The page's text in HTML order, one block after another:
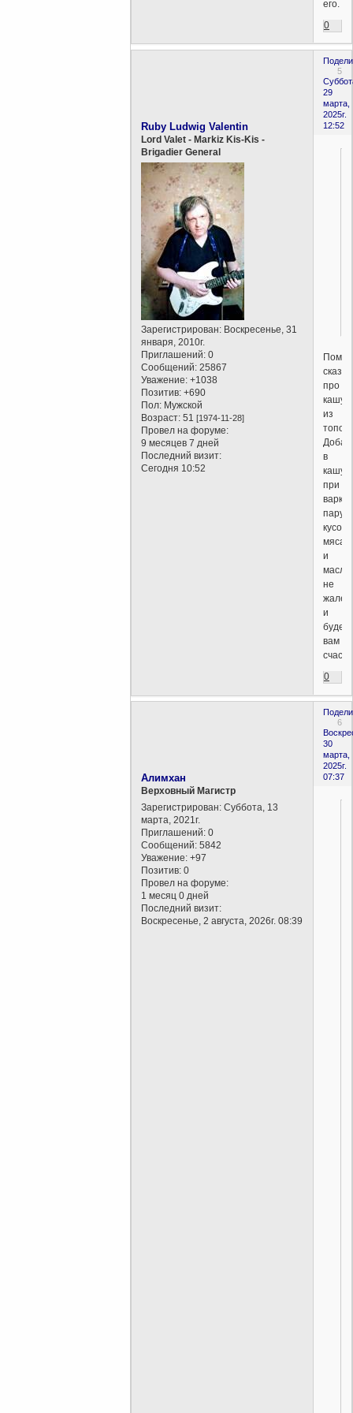
его.
0
5
29
марта,
2025г.
12:52
Ruby Ludwig Valentin
Lord Valet - Markiz Kis-Kis -
Brigadier General
Зарегистрирован: Воскресенье, 31
января, 2010г.
Приглашений: 0
Сообщений: 25867
Уважение: +1038
Позитив: +690
Пол: Мужской
Возраст: 51[1974-11-28]
Провел на форуме:
9 месяцев 7 дней
Последний визит:
Сегодня 10:52
сказку
про
кашу
из
в
кашу
при
варке
пару
мяса
и
масла
не
и
будет
вам
0
6
30
марта,
2025г.
07:37
Алимхан
Верховный Магистр
Зарегистрирован: Суббота, 13
марта, 2021г.
Приглашений: 0
Сообщений: 5842
Уважение: +97
Позитив: 0
Провел на форуме:
1 месяц 0 дней
Последний визит:
Воскресенье, 2 августа, 2026г. 08:39